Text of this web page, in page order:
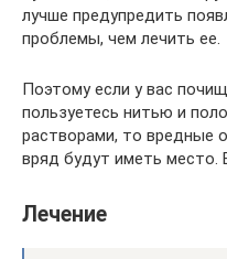
лучше предупредить
проблемы, чем лечить ее.
Поэтому если у вас
пользуетесь нитью и
растворами, то вредные
вряд будут иметь место.
Лечение